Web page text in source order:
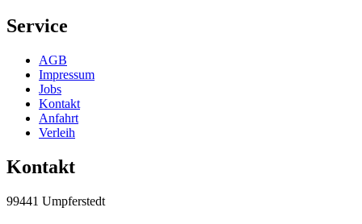
Service
AGB
Impressum
Jobs
Kontakt
Anfahrt
Verleih
Kontakt
99441 Umpferstedt